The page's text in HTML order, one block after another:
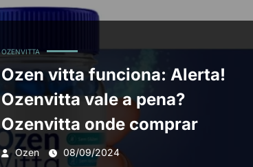
OZENVITTA
Ozen vitta funciona: Alerta!
Ozenvitta vale a pena?
Ozenvitta onde comprar
Ozen 08/09/2024